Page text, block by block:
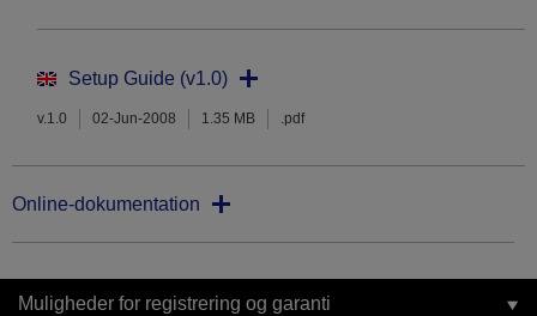
Setup Guide (v1.0)
v.1.0 02-Jun-2008 1.35 MB .pdf
Online-dokumentation
Muligheder for registrering og garanti